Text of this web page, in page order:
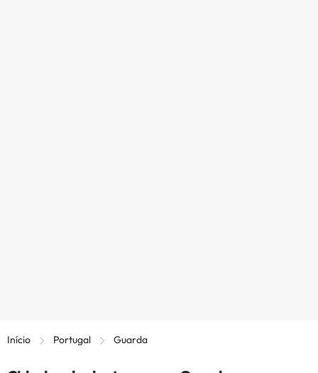
Início Portugal Guarda